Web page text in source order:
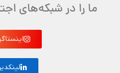
ما را در شبکه‌های